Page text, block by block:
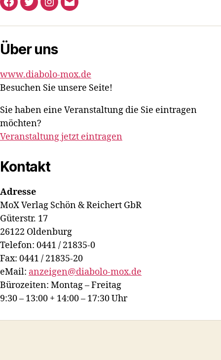
Facebook
TwitterInstagram
E-
Über uns
www.diabolo-mox.de
Besuchen Sie unsere Seite!
Sie haben eine Veranstaltung die Sie eintragen
möchten?
Veranstaltung jetzt eintragen
Kontakt
Adresse
MoX Verlag Schön & Reichert GbR
Güterstr. 17
26122 Oldenburg
Telefon: 0441 / 21835-0
Fax: 0441 / 21835-20
eMail: anzeigen@diabolo-mox.de
Bürozeiten: Montag – Freitag
9:30 – 13:00 + 14:00 – 17:30 Uhr